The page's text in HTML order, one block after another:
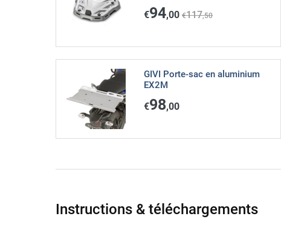
€94,00 €117,50
GIVI Porte-sac en aluminium
EX2M
€98,00
Instructions & téléchargements